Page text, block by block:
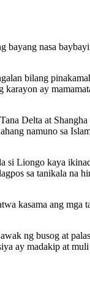
Ito pala'y pakana
bayang nasa
bilang
ay
Delta at
namuno sa
si Liongo kaya
sa tanikala na
kasama ang mga
ng busog at
ay madakip at